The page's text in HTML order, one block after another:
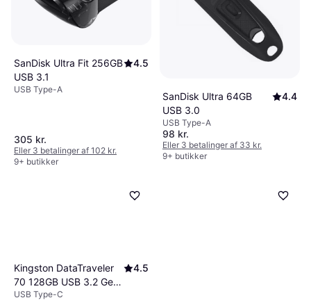
SanDisk Ultra Fit 256GB
USB 3.1
4.5
USB Type-A
305 kr.
Eller 3 betalinger af 102 kr.
9+ butikker
SanDisk Ultra 64GB
USB 3.0
4.4
USB Type-A
98 kr.
Eller 3 betalinger af 33 kr.
9+ butikker
Kingston DataTraveler
70 128GB USB 3.2 Gen
1
4.5
USB Type-C